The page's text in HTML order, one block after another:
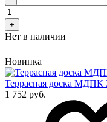
+
Нет в наличии
Новинка
Террасная доска МДПК
1 752 руб.